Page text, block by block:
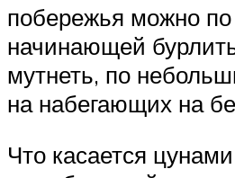
побережья можно по
начинающей
мутнеть, по
на набегающих на
Что касается